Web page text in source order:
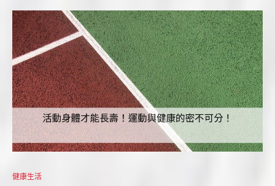
健康生活